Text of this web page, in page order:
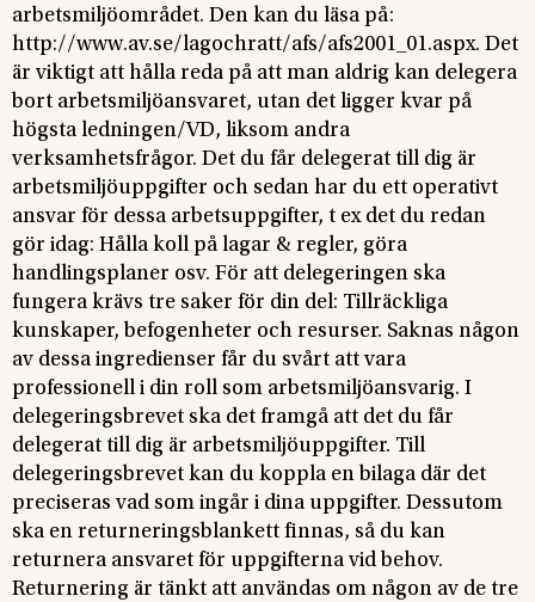
arbetsmiljöområdet. Den kan du läsa på:
http://www.av.se/lagochratt/afs/afs2001_01.aspx. Det
är viktigt att hålla reda på att man aldrig kan delegera
bort arbetsmiljöansvaret, utan det ligger kvar på
högsta ledningen/VD, liksom andra
verksamhetsfrågor. Det du får delegerat till dig är
arbetsmiljöuppgifter och sedan har du ett operativt
ansvar för dessa arbetsuppgifter, t ex det du redan
gör idag: Hålla koll på lagar & regler, göra
handlingsplaner osv. För att delegeringen ska
fungera krävs tre saker för din del: Tillräckliga
kunskaper, befogenheter och resurser. Saknas någon
av dessa ingredienser får du svårt att vara
professionell i din roll som arbetsmiljöansvarig. I
delegeringsbrevet ska det framgå att det du får
delegerat till dig är arbetsmiljöuppgifter. Till
delegeringsbrevet kan du koppla en bilaga där det
preciseras vad som ingår i dina uppgifter. Dessutom
ska en returneringsblankett finnas, så du kan
returnera ansvaret för uppgifterna vid behov.
Returnering är tänkt att användas om någon av de tre